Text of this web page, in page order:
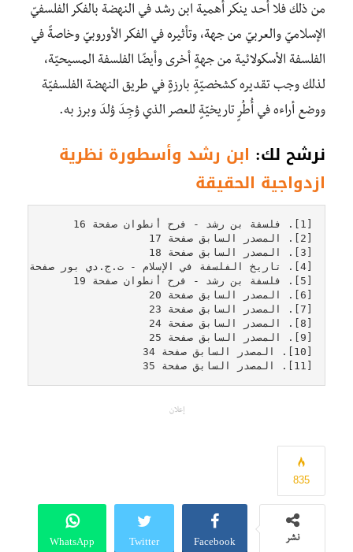
من ذلك فلا أحد ينكر أهمية ابن رشد في النهضة بالفكر الفلسفيّ
الإسلاميّ والعربيّ من جهة، وتأثيره في الفكر الأوروبيّ وخاصةً في
الفلسفة الأسكولائية من جهةٍ أخرى وأيضًا الفلسفة المسيحيّة،
لذلك وجب تقديره كشخصيّةٍ بارزةٍ في طريق النهضة الفلسفيّة
ووضع أراءه في أُطُرٍ تاريخيّةٍ للعصر الذي وُجِدَ وُلِدَ وبرز به.
نرشح لك: ابن رشد وأسطورة نظرية
ازدواجية الحقيقة
إعلان
835
نشر Facebook
Twitter
WhatsApp